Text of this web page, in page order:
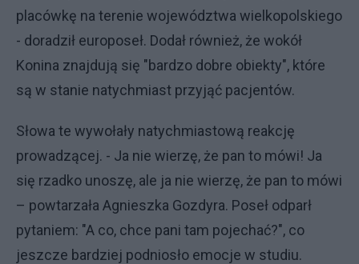
placówkę na terenie województwa wielkopolskiego
- doradził europoseł. Dodał również, że wokół
Konina znajdują się "bardzo dobre obiekty", które
są w stanie natychmiast przyjąć pacjentów.
Słowa te wywołały natychmiastową reakcję
prowadzącej. - Ja nie wierzę, że pan to mówi! Ja
się rzadko unoszę, ale ja nie wierzę, że pan to mówi
– powtarzała Agnieszka Gozdyra. Poseł odparł
pytaniem: "A co, chce pani tam pojechać?", co
jeszcze bardziej podniosło emocje w studiu.